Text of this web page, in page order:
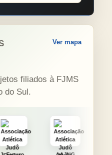
Ver mapa
filiados à FJMS
do Sul.